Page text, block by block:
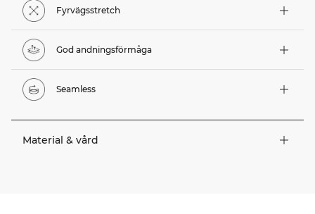
Fyrvägsstretch
God andningsförmåga
Seamless
Material & vård